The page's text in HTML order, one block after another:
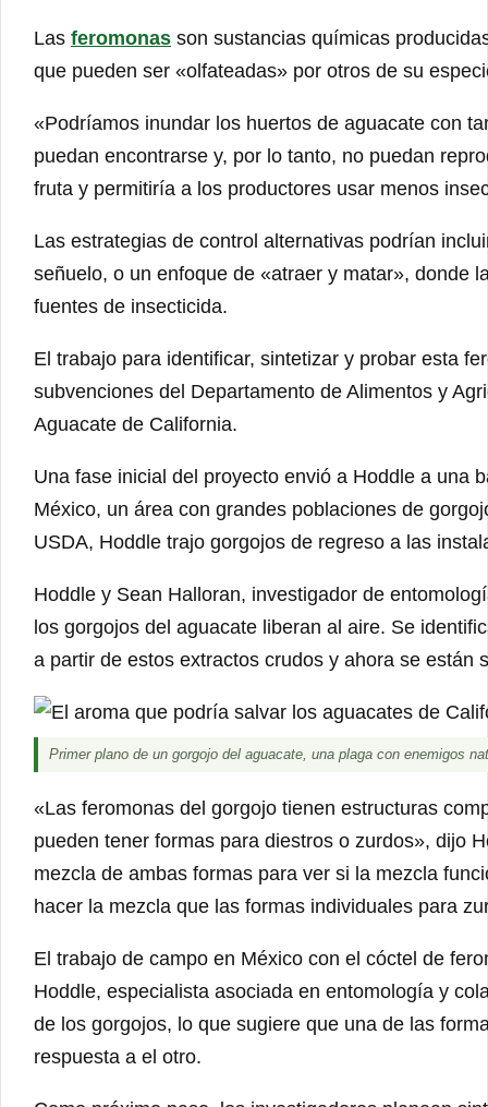
Las feromonas son sustancias químicas
que pueden ser «olfateadas» por otros de su
«Podríamos inundar los huertos de aguacate con
puedan encontrarse y, por lo tanto, no puedan
fruta y permitiría a los productores usar menos
Las estrategias de control alternativas podrían
señuelo, o un enfoque de «atraer y matar», donde
fuentes de insecticida.
El trabajo para identificar, sintetizar y probar esta
subvenciones del Departamento de Alimentos y
Aguacate de California.
Una fase inicial del proyecto envió a Hoddle a una
México, un área con grandes poblaciones de
USDA, Hoddle trajo gorgojos de regreso a las
Hoddle y Sean Halloran, investigador de
los gorgojos del aguacate liberan al aire. Se
a partir de estos extractos crudos y ahora se están
Primer plano de un gorgojo del aguacate, una plaga con enemigos
«Las feromonas del gorgojo tienen estructuras
pueden tener formas para diestros o zurdos», dijo
mezcla de ambas formas para ver si la mezcla
hacer la mezcla que las formas individuales para
El trabajo de campo en México con el cóctel de
Hoddle, especialista asociada en entomología y
de los gorgojos, lo que sugiere que una de las
respuesta a el otro.